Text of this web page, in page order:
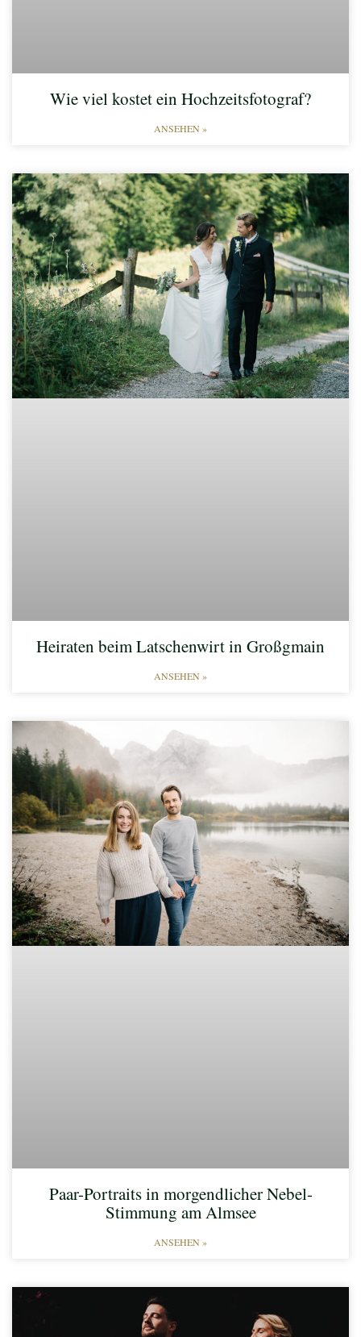
Wie viel kostet ein Hochzeitsfotograf?
ANSEHEN »
Heiraten beim Latschenwirt in Großgmain
ANSEHEN »
Paar-Portraits in morgendlicher Nebel-
Stimmung am Almsee​
ANSEHEN »